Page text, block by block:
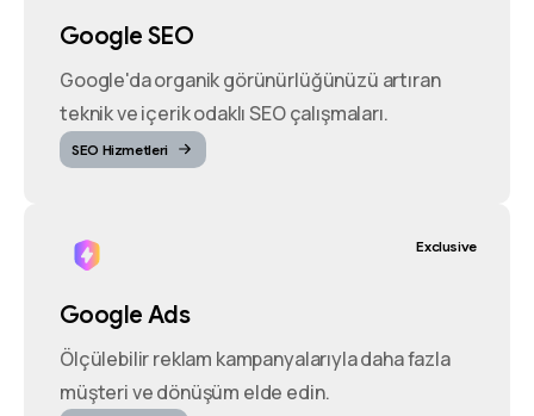
Google SEO
Google'da organik görünürlüğünüzü artıran
teknik ve içerik odaklı SEO çalışmaları.
SEO Hizmetleri
Google Ads
Ölçülebilir reklam kampanyalarıyla daha fazla
müşteri ve dönüşüm elde edin.
Exclusive